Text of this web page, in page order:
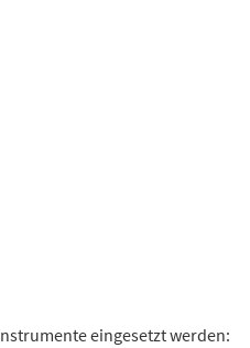
eingesetzt werden: